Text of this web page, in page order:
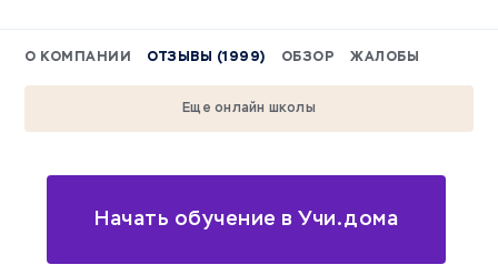
О КОМПАНИИ ОТЗЫВЫ (1999) ОБЗОР ЖАЛОБЫ
Еще онлайн школы
Начать обучение в Учи.дома